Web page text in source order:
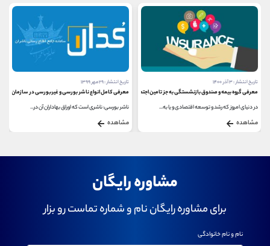
تاریخ انتشار : ۳ آذر ۱۴۰۰
معرفی گروه بیمه و صندوق بازنشستگی به جز تامین اجتماعی
در دنیای امروز که رشد و توسعه اقتصادی و یا به...
مشاهده
تاریخ انتشار : ۲۹ مهر ۱۳۹۹
معرفی کامل انواع ناشر بورسی و غیربورسی در سازمان
ناشر بورسی: ناشری است که اوراق بهاداران آن در...
مشاهده
مشاوره رایگان
برای مشاوره رایگان نام و شماره تماست رو بزار
نام و نام خانوادگی